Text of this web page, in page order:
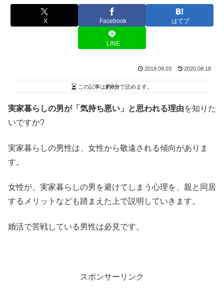
X Facebook はてブ
LINE
2019.09.03 2020.08.18
この記事は約8分で読めます。
実家暮らしの男が「気持ち悪い」と思われる理由を知りた
いですか?
実家暮らしの男性は、女性から敬遠される傾向がありま
す。
女性が、実家暮らしの男を避けてしまう心理を、親と同居
するメリットなども踏まえた上で説明していきます。
婚活で苦戦している男性は必見です。
スポンサーリンク